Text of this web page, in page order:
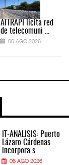
ATTRAPI licita red
de telecomuni ...
06 AGO 2026
IT-ANÁLISIS: Puerto
Lázaro Cárdenas
incorpora s
06 AGO 2026